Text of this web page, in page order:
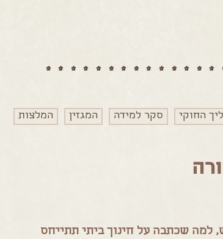
החוקי סקר למידה המגזין המלצות
שכתבה על חינוך ביתי תתייחס